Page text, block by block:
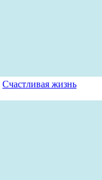
Счастливая жизнь